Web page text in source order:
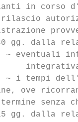
in corso
gg. dalla
~ eventuali
~ i tempi
ove
senza
gg. dalla